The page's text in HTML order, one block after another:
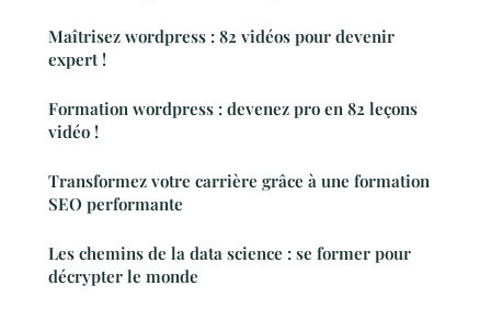
Maîtrisez wordpress : 82 vidéos pour devenir
expert !
Formation wordpress : devenez pro en 82 leçons
vidéo !
Transformez votre carrière grâce à une formation
SEO performante
Les chemins de la data science : se former pour
décrypter le monde